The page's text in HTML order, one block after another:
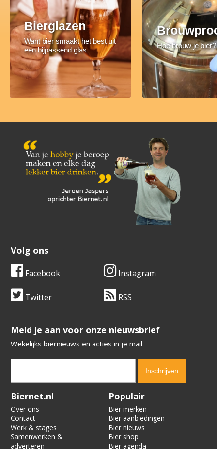
Bierglazen
Want bier smaakt het best uit
een bijpassend glas
Hoe brouw je bier?
Volg ons
Facebook Instagram
Twitter RSS
​​​​​​​Meld je aan voor onze nieuwsbrief
Wekelijks biernieuws en acties in je mail
Verification code:
Biernet.nl
Over ons
Contact
Werk & stages
Samenwerken &
adverteren
Populair
Bier merken
Bier aanbiedingen
Bier nieuws
Bier shop
Bier agenda